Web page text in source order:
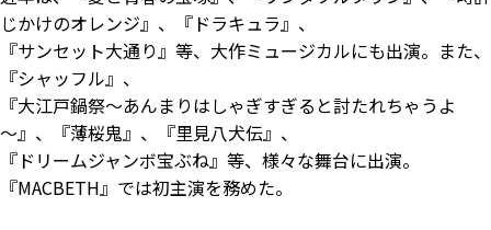
じかけのオレンジ』、『ドラキュラ』、
『サンセット大通り』等、大作ミュージカルにも出演。また、
『シャッフル』、
『大江戸鍋祭～あんまりはしゃぎすぎると討たれちゃうよ
～』、『薄桜鬼』、『里見八犬伝』、
『ドリームジャンボ宝ぶね』等、様々な舞台に出演。
『MACBETH』では初主演を務めた。